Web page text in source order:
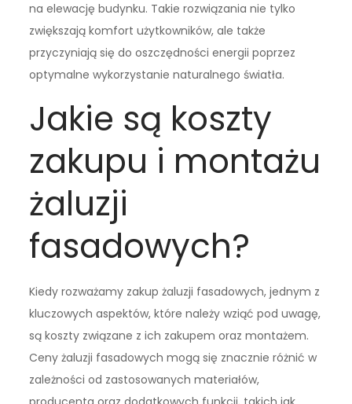
na elewację budynku. Takie rozwiązania nie tylko
zwiększają komfort użytkowników, ale także
przyczyniają się do oszczędności energii poprzez
optymalne wykorzystanie naturalnego światła.
Jakie są koszty
zakupu i montażu
żaluzji
fasadowych?
Kiedy rozważamy zakup żaluzji fasadowych, jednym z
kluczowych aspektów, które należy wziąć pod uwagę,
są koszty związane z ich zakupem oraz montażem.
Ceny żaluzji fasadowych mogą się znacznie różnić w
zależności od zastosowanych materiałów,